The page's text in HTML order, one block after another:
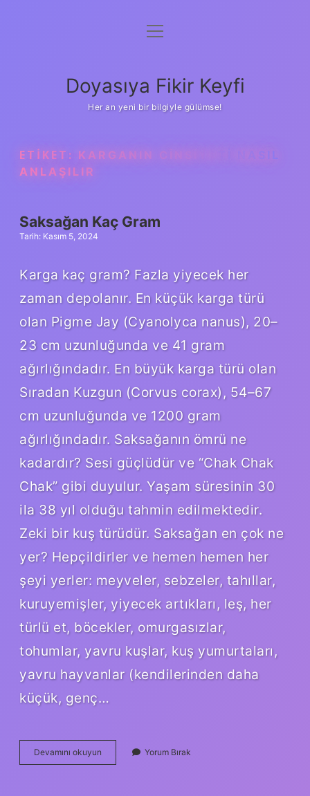
Anasayfa
Yasal Uyarı
menüyü
Doyasıya Fikir Keyfi
Her an yeni bir bilgiyle gülümse!
ETIKET: KARGANIN CINSIYETI NASIL
ANLAŞILIR
Saksağan Kaç Gram
Tarih: Kasım 5, 2024
Karga kaç gram? Fazla yiyecek her
zaman depolanır. En küçük karga türü
olan Pigme Jay (Cyanolyca nanus), 20–
23 cm uzunluğunda ve 41 gram
ağırlığındadır. En büyük karga türü olan
Sıradan Kuzgun (Corvus corax), 54–67
cm uzunluğunda ve 1200 gram
ağırlığındadır. Saksağanın ömrü ne
kadardır? Sesi güçlüdür ve “Chak Chak
Chak” gibi duyulur. Yaşam süresinin 30
ila 38 yıl olduğu tahmin edilmektedir.
Zeki bir kuş türüdür. Saksağan en çok ne
yer? Hepçildirler ve hemen hemen her
şeyi yerler: meyveler, sebzeler, tahıllar,
kuruyemişler, yiyecek artıkları, leş, her
türlü et, böcekler, omurgasızlar,
tohumlar, yavru kuşlar, kuş yumurtaları,
yavru hayvanlar (kendilerinden daha
küçük, genç…
Devamını okuyun Saksağan
Kaç
Yorum Bırak